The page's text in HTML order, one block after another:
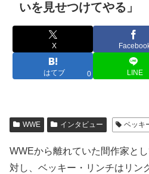
いを見せつけてやる」
X
はてブ 0 LINE
WWE インタビュー ベッキ
WWEから離れていた間作家と
対し、ベッキー・リンチはリン